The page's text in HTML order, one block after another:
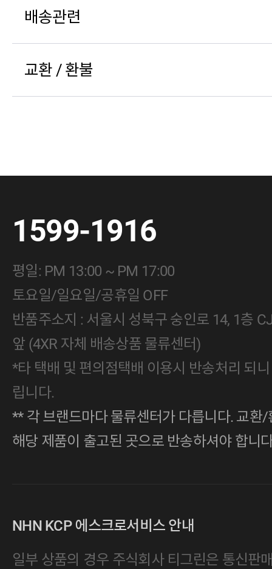
배송관련
교환 / 환불
1599-1916
평일: PM 13:00 ~ PM 17:00
토요일/일요일/공휴일 OFF
반품주소지 : 서울시 성북구 숭인로 14, 1층
앞 (4XR 자체 배송상품 물류센터)
*타 택배 및 편의점택배 이용시 반송처리 되
립니다.
** 각 브랜드마다 물류센터가 다릅니다. 교환
해당 제품이 출고된 곳으로 반송하셔야 합니
NHN KCP 에스크로서비스 안내
일부 상품의 경우 주식회사 티그린은 통신판